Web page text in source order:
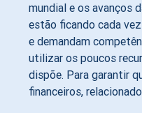
mundial e os avanços
estão ficando cada
e demandam
utilizar os poucos
dispõe. Para garantir
financeiros,